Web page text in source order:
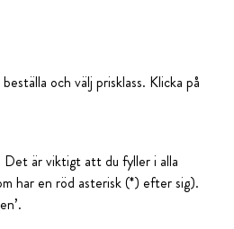
och välj prisklass. Klicka på
är viktigt att du fyller i alla
har en röd asterisk (*) efter sig).